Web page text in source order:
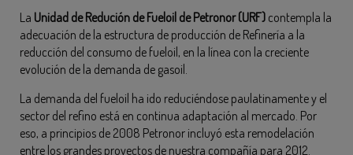
La Unidad de Redución de Fueloil de Petronor (URF) contempla la
adecuación de la estructura de producción de Refinería a la
reducción del consumo de fueloil, en la línea con la creciente
evolución de la demanda de gasoil.
La demanda del fueloil ha ido reduciéndose paulatinamente y el
sector del refino está en continua adaptación al mercado. Por
eso, a principios de 2008 Petronor incluyó esta remodelación
entre los grandes proyectos de nuestra compañía para 2012.